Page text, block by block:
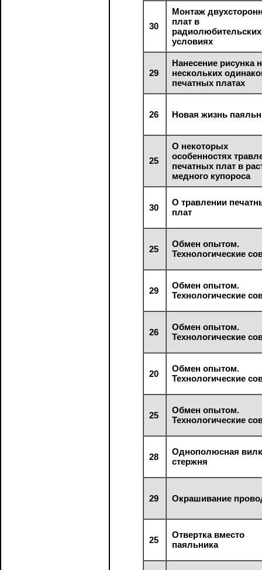
30
Монтаж
плат в
радиолюбительских
условиях
29
Нанесение рисунка
нескольких
печатных платах
26 Новая жизнь
25
О некоторых
особенностях
печатных плат в
медного купороса
30
О травлении
плат
25
Обмен опытом.
Технологические
29
Обмен опытом.
Технологические
26
Обмен опытом.
Технологические
20
Обмен опытом.
Технологические
25
Обмен опытом.
Технологические
28
Однополюсная
стержня
29 Окрашивание
25
Отвертка вместо
паяльника